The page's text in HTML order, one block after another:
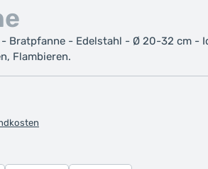
- Bratpfanne - Edelstahl - Ø 20-32 cm -
Flambieren.